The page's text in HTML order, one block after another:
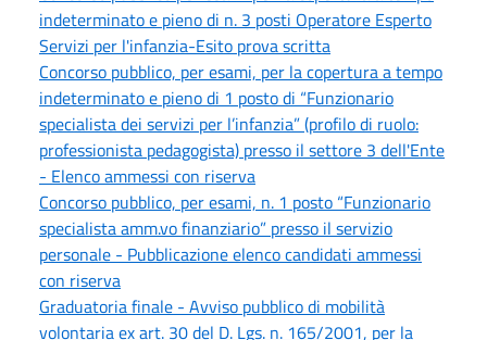
indeterminato e pieno di n. 3 posti Operatore Esperto
Servizi per l'infanzia-Esito prova scritta
Concorso pubblico, per esami, per la copertura a tempo
indeterminato e pieno di 1 posto di “Funzionario
specialista dei servizi per l’infanzia” (profilo di ruolo:
professionista pedagogista) presso il settore 3 dell'Ente
- Elenco ammessi con riserva
Concorso pubblico, per esami, n. 1 posto “Funzionario
specialista amm.vo finanziario” presso il servizio
personale - Pubblicazione elenco candidati ammessi
con riserva
Graduatoria finale - Avviso pubblico di mobilità
volontaria ex art. 30 del D. Lgs. n. 165/2001, per la